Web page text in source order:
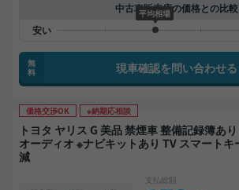
中古車販売店の価格との比較
平均相場
無
料
現車確認を問い合わせる
価格交渉OK ※納期応相談
トヨタ ヤリス G 美品 禁煙車 整備記録簿あり ディスプレイ
オーディオ ※ナビキットあり TV スマートキ
減
支払総額